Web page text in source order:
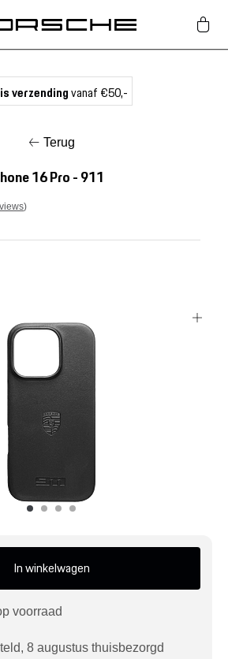
verzendingvanaf €50,-
Terug
16 Pro - 911
)
In winkelwagen
voorraad
8 augustus thuisbezorgd